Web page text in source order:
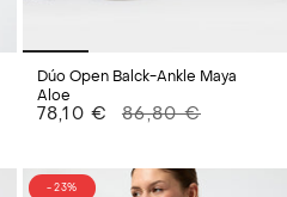
Dúo Open Balck-Ankle Maya
Aloe
78,10 € 86,80 €
- 23%